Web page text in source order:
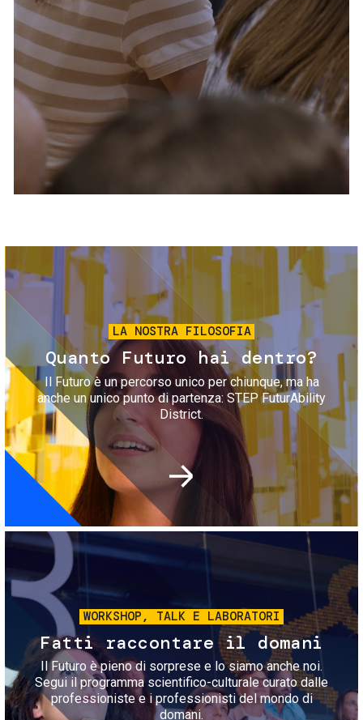
Servizi e accessibilità
Contatti
FAQ
Biglietti
Immagine
LA NOSTRA FILOSOFIA
Quanto Futuro hai dentro?
Il Futuro è un percorso unico per chiunque, ma ha
anche un unico punto di partenza: STEP FuturAbility
District.
Immagine
WORKSHOP, TALK E LABORATORI
Fatti raccontare il domani
Il Futuro è pieno di sorprese e lo siamo anche noi.
Segui il programma scientifico-culturale curato dalle
professioniste e i professionisti del mondo di
domani.